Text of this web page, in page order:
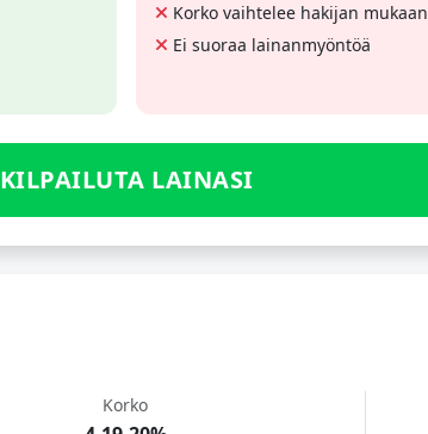
Korko vaihtelee hakijan mukaan
Ei suoraa lainanmyöntöä
KILPAILUTA LAINASI
Korko